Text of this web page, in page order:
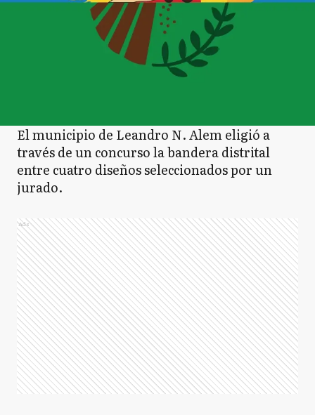
El municipio de Leandro N. Alem eligió a
través de un concurso la bandera distrital
entre cuatro diseños seleccionados por un
jurado.
Ads